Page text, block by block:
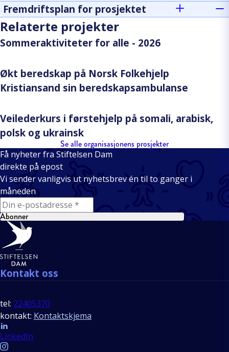
Fremdriftsplan for prosjektet
Relaterte projekter
Sommeraktiviteter for alle - 2026
Økt beredskap på Norsk Folkehjelp
Kristiansand sin beredskapsambulanse
Veilederkurs i førstehjelp på somali, arabisk,
polsk og ukrainsk
Se alle organisasjonens prosjekter
Få nyheter fra Stiftelsen Dam
direkte på epost
Vi sender vanligvis ut nyhetsbrev én til to ganger i
måneden
E-mail
Abonner
Bunntekst
Kontakt oss
tel: 22405370
kontakt: Kontaktskjema
Follow us
LinkedIn